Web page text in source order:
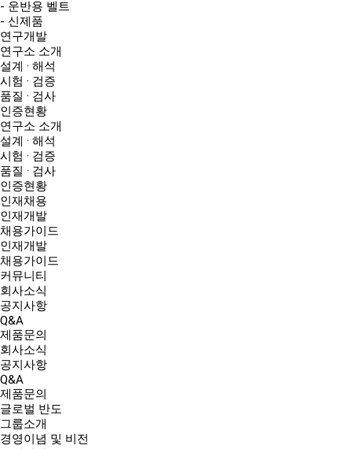
- 운반용 벨트
- 신제품
연구개발
연구소 소개
설계 · 해석
시험 · 검증
품질 · 검사
인증현황
연구소 소개
설계 · 해석
시험 · 검증
품질 · 검사
인증현황
인재채용
인재개발
채용가이드
인재개발
채용가이드
커뮤니티
회사소식
공지사항
Q&A
제품문의
회사소식
공지사항
Q&A
제품문의
글로벌 반도
그룹소개
경영이념 및 비전